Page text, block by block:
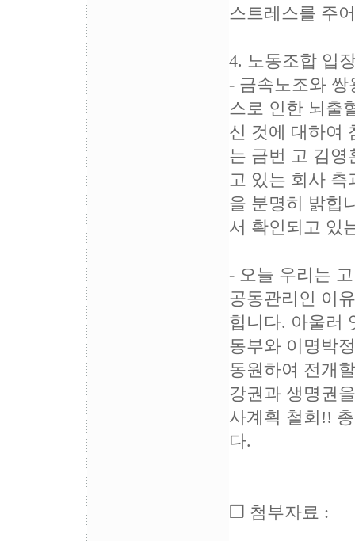
스트레스를 주
4. 노동조합 입
- 금속노조와 쌍
스로 인한 뇌출
신 것에 대하여
는 금번 고 김영
고 있는 회사 측
을 분명히 밝힙
서 확인되고 있
- 오늘 우리는
공동관리인 이
힙니다. 아울러
동부와 이명박
동원하여 전개
강권과 생명권
사계획 철회!!
다.
❒ 첨부자료 :